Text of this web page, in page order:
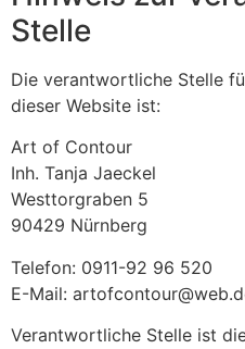
Stelle
Die verantwortliche Stelle
dieser Website ist:
Art of Contour
Inh. Tanja Jaeckel
Westtorgraben 5
90429 Nürnberg
Telefon: 0911-92 96 520
E-Mail:
Verantwortliche Stelle ist